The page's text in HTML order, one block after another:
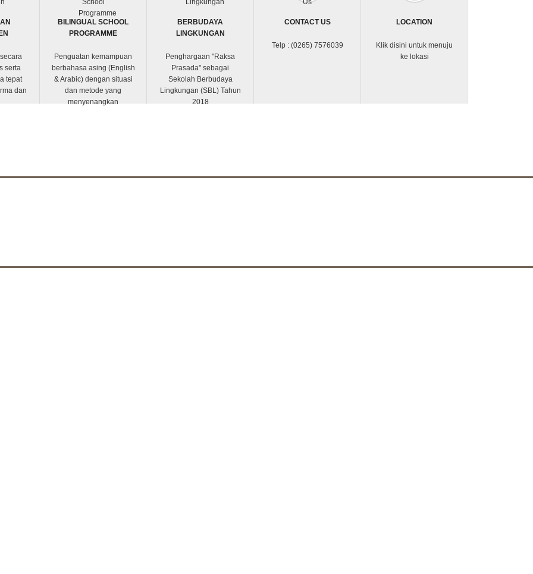
serta
tepat
dan
BILINGUAL SCHOOL
PROGRAMME
Penguatan kemampuan
berbahasa asing (English
& Arabic) dengan situasi
dan metode yang
menyenangkan
BERBUDAYA
LINGKUNGAN
Penghargaan "Raksa
Prasada" sebagai
Sekolah Berbudaya
Lingkungan (SBL) Tahun
2018
CONTACT US
Telp : (0265) 7576039
LOCATION
Klik disini untuk menuju
ke lokasi